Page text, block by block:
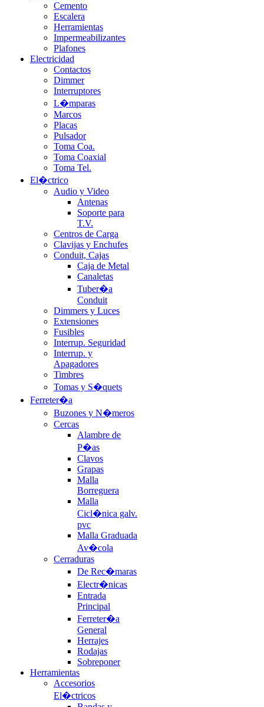
Cemento
Escalera
Herramientas
Impermeabilizantes
Plafones
Electricidad
Contactos
Dimmer
Interruptores
L�mparas
Marcos
Placas
Pulsador
Toma Coa.
Toma Coaxial
Toma Tel.
El�ctrico
Audio y Video
Antenas
Soporte para
T.V.
Centros de Carga
Clavijas y Enchufes
Conduit, Cajas
Caja de Metal
Canaletas
Tuber�a
Conduit
Dimmers y Luces
Extensiones
Fusibles
Interrup. Seguridad
Interrup. y
Apagadores
Timbres
Tomas y S�quets
Ferreter�a
Buzones y N�meros
Cercas
Alambre de
P�as
Clavos
Grapas
Malla
Borreguera
Malla
Cicl�nica galv.
pvc
Malla Graduada
Av�cola
Cerraduras
De Rec�maras
Electr�nicas
Entrada
Principal
Ferreter�a
General
Herrajes
Rodajas
Sobreponer
Herramientas
Accesorios
El�ctricos